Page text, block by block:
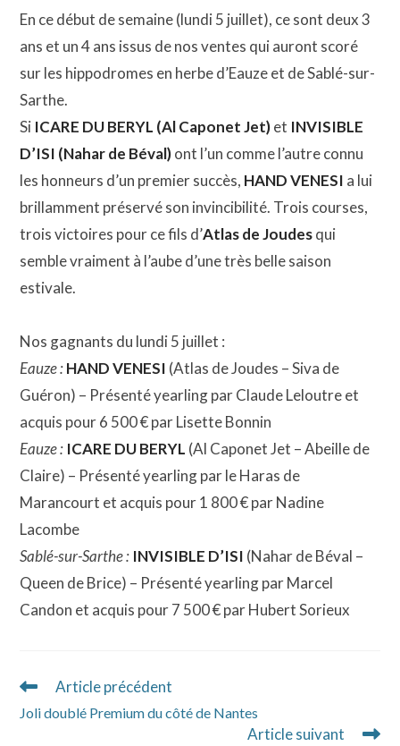
En ce début de semaine (lundi 5 juillet), ce sont deux 3
ans et un 4 ans issus de nos ventes qui auront scoré
sur les hippodromes en herbe d’Eauze et de Sablé-sur-
Sarthe.
Si ICARE DU BERYL (Al Caponet Jet)et INVISIBLE
D’ISI (Nahar de Béval)ont l’un comme l’autre connu
les honneurs d’un premier succès, HAND VENESI a lui
brillamment préservé son invincibilité. Trois courses,
trois victoires pour ce fils d’Atlas de Joudesqui
semble vraiment à l’aube d’une très belle saison
estivale.
Nos gagnants du lundi 5 juillet :
Eauze :HAND VENESI (Atlas de Joudes – Siva de
Guéron) – Présenté yearling par Claude Leloutre et
acquis pour 6 500 € par Lisette Bonnin
Eauze : ICARE DU BERYL (Al Caponet Jet – Abeille de
Claire) – Présenté yearling par le Haras de
Marancourt et acquis pour 1 800 € par Nadine
Lacombe
Sablé-sur-Sarthe : INVISIBLE D’ISI (Nahar de Béval –
Queen de Brice) – Présenté yearling par Marcel
Candon et acquis pour 7 500 € par Hubert Sorieux
Read
articles
Article précédent
Joli doublé Premium du côté de Nantes
Article suivant